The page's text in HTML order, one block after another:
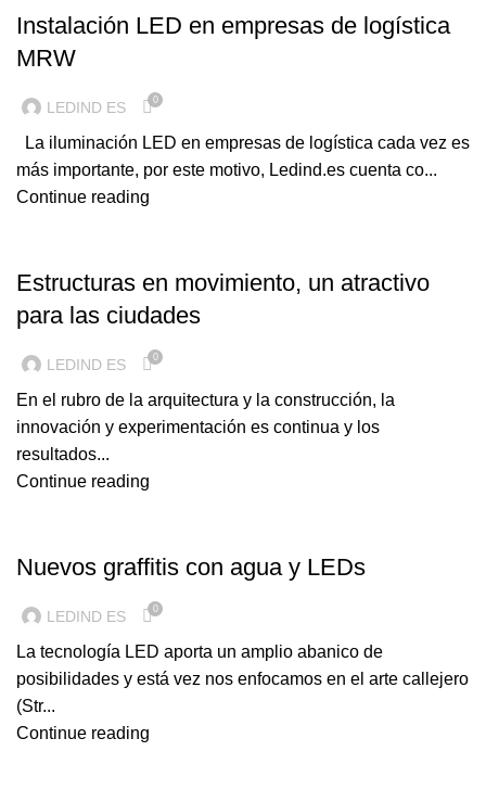
Instalación LED en empresas de logística
MRW
LEDIND ES 0
La iluminación LED en empresas de logística cada vez es
más importante, por este motivo, Ledind.es cuenta co...
Continue reading
Estructuras en movimiento, un atractivo
para las ciudades
LEDIND ES 0
En el rubro de la arquitectura y la construcción, la
innovación y experimentación es continua y los
resultados...
Continue reading
Nuevos graffitis con agua y LEDs
LEDIND ES 0
La tecnología LED aporta un amplio abanico de
posibilidades y está vez nos enfocamos en el arte callejero
(Str...
Continue reading